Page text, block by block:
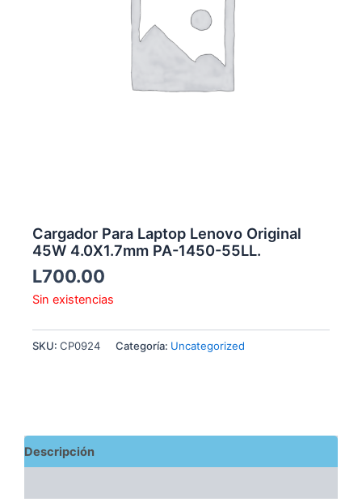
Cargador Para Laptop Lenovo Original
45W 4.0X1.7mm PA-1450-55LL.
L700.00
Sin existencias
SKU: CP0924 Categoría: Uncategorized
Descripción